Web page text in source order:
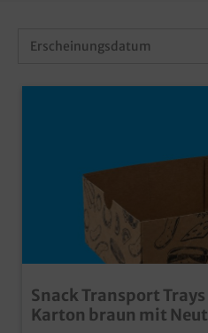
Snack Transport
Karton braun mit